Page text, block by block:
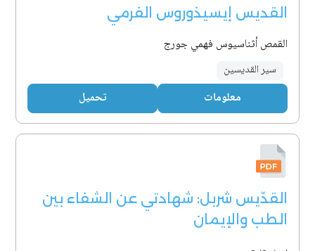
القديس إيسيذوروس الفرمي
القمص أثناسيوس فهمي جورج
سير القديسين
معلومات تحميل
القدّيس شربل: شهادتي عن الشفاء بين
الطب والإيمان